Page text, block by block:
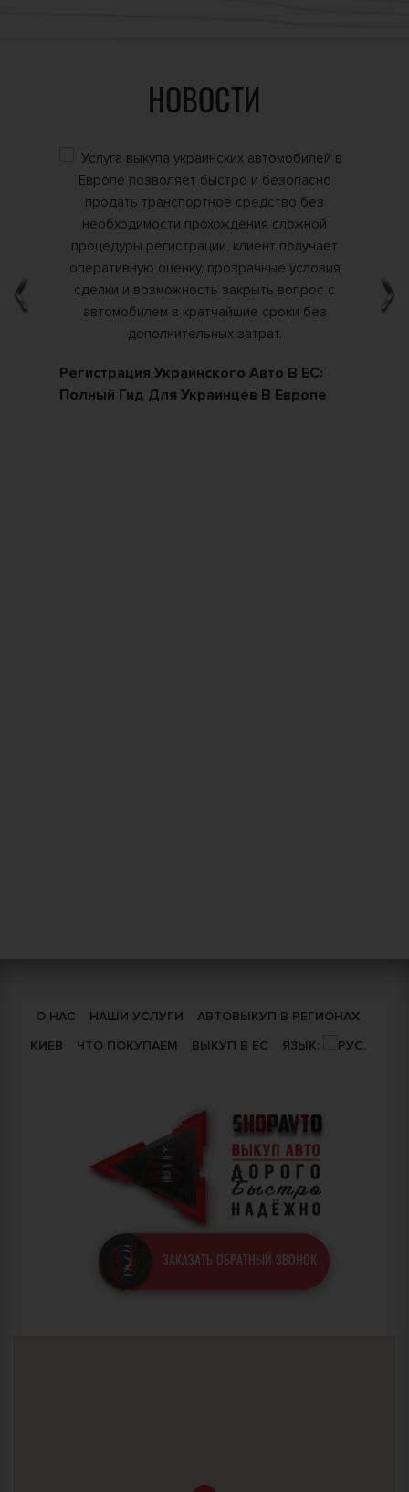
НОВОСТИ
Регистрация Украинского Авто В ЕС:
Полный Гид Для Украинцев В Европе
О НАС НАШИ УСЛУГИ
АВТОВЫКУП В РЕГИОНАХ
КИЕВ
ЧТО ПОКУПАЕМ ВЫКУП В ЕС ЯЗЫК:
ЗАКАЗАТЬ ОБРАТНЫЙ ЗВОНОК